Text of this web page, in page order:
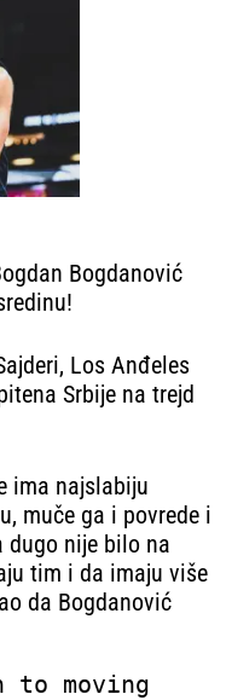
Bogdanović
Los Anđeles
Srbije na trejd
ima najslabiju
muče ga i povrede i
nije bilo na
tim i da imaju više
da Bogdanović
to moving